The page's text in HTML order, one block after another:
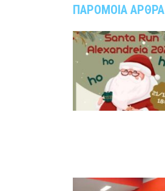
ΠΑΡΟΜΟΙΑ ΑΡΘΡΑ